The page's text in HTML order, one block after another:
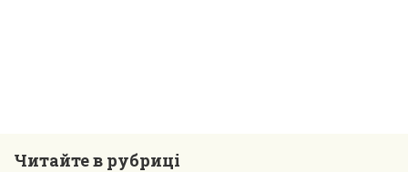
Читайте в рубриці